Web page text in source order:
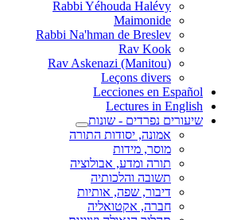
Rabbi Yéhouda Halévy
Maimonide
Rabbi Na'hman de Breslev
Rav Kook
(Rav Askenazi (Manitou
Leçons divers
Lecciones en Español
Lectures in English
שיעורים נפרדים - שונות
אמונה, יסודות התורה
מוסר, מידות
תורה ומדע, אבולוציה
תשובה והלכותיה
דיבור, שפה, אותיות
חברה, אקטואליה